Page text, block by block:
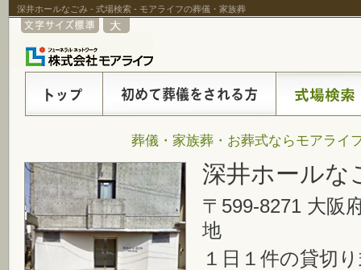
深井ホールなごみ - 式場検索 - モアライフの葬儀・家族葬
葬儀・家族葬・お葬式ならモアライ
深井ホールな
〒599-8271 大阪
地
１日１件の貸切